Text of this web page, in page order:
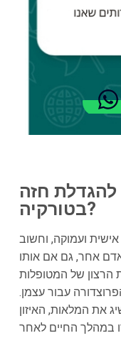
חזה
בטורקיה?
ועמוקה, וחשוב
אחר, גם אם אותו
הרצון של המטופלות
עבור עצמן.
את המלאות, האיזון
במהלך החיים לאחר